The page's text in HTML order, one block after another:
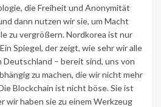
die Freiheit und Anonymität
dann nutzen wir sie, um Macht
zu vergrößern. Nordkorea ist nur
Spiegel, der zeigt, wie sehr wir alle
Deutschland – bereit sind, uns von
zu machen, die wir nicht mehr
Blockchain ist nicht böse. Sie ist
wir haben sie zu einem Werkzeug